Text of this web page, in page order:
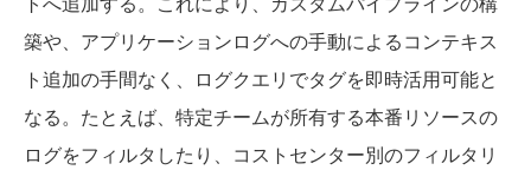
築や、アプリケーションログへの手動によるコンテキス
ト追加の手間なく、ログクエリでタグを即時活用可能と
なる。たとえば、特定チームが所有する本番リソースの
ログをフィルタしたり、コストセンター別のフィルタリ